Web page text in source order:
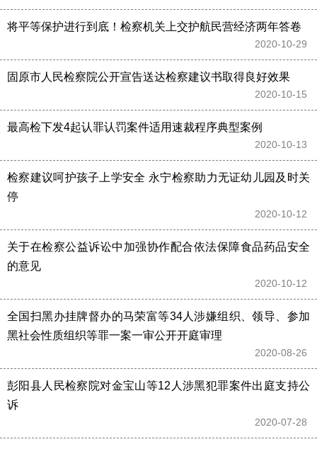
将平等保护进行到底！检察机关上交护航民营经济两年答卷
2020-10-29
固原市人民检察院公开宣告送达检察建议书取得良好效果
2020-10-15
最高检下发4起认罪认罚案件适用速裁程序典型案例
2020-10-13
检察建议呵护孩子上学安全 永宁检察助力无证幼儿园及时关
停
2020-10-12
关于在检察公益诉讼中加强协作配合依法保障食品药品安全
的意见
2020-10-12
全国扫黑办挂牌督办的马荣富等34人涉嫌组织、领导、参加
黑社会性质组织等罪一案一审公开开庭审理
2020-08-26
彭阳县人民检察院对金宝山等12人涉黑犯罪案件出庭支持公
诉
2020-07-28